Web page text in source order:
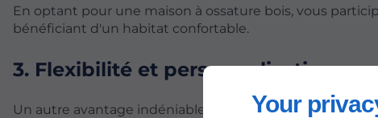
Your
En optant pour une maison à ossature bois, vous
bénéficiant d'un habitat confortable.
3. Flexibilité et personnalisation
Un autre avantage indéniable des maisons à ossature